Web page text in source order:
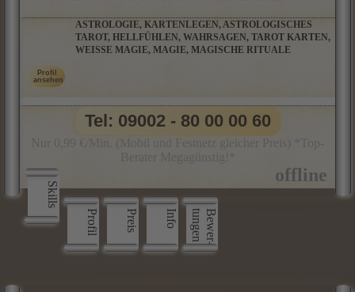
ASTROLOGIE, KARTENLEGEN, ASTROLOGISCHES
TAROT, HELLFÜHLEN, WAHRSAGEN, TAROT KARTEN,
WEISSE MAGIE, MAGIE, MAGISCHE RITUALE
Skills
Profil
Preis Info B
e
w
e
r
­
t
u
n
g
e
n
Tel: 09002 - 80 00 00 60